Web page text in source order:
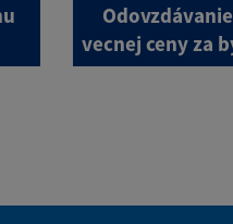
vecnej ceny za